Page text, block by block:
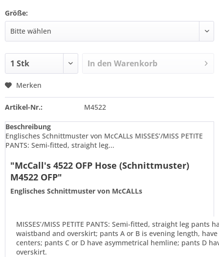
Größe:
In den Warenkorb
Merken
Artikel-Nr.: M4522
Beschreibung
Englisches Schnittmuster von McCALLs MISSES’/MISS PETITE
PANTS: Semi-fitted, straight leg...
"McCall's 4522 OFP Hose (Schnittmuster)
M4522 OFP"
Englisches Schnittmuster von McCALLs
MISSES’/MISS PETITE PANTS: Semi-fitted, straight leg pants
waistband and overskirt; pants A or B is evening length,
centers; pants C or D have asymmetrical hemline; pants D
overskirt.